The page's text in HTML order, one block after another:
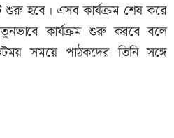
শুরু হবে। এসব কার্যক্রম শেষ করে
কার্যক্রম শুরু করবে বলে
সময়ে পাঠকদের তিনি সঙ্গে